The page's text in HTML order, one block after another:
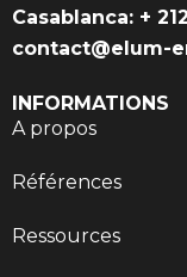
INFORMATIONS
A propos
Références
Ressources
Casablanca: +
contact@elum-